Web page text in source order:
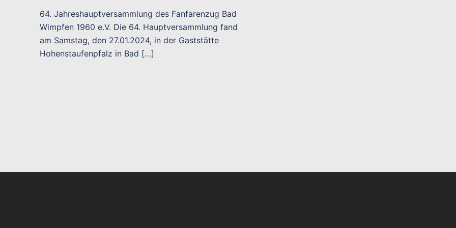
64. Jahreshauptversammlung des Fanfarenzug Bad
Wimpfen 1960 e.V. Die 64. Hauptversammlung fand
am Samstag, den 27.01.2024, in der Gaststätte
Hohenstaufenpfalz in Bad […]